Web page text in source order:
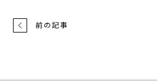
前の記事